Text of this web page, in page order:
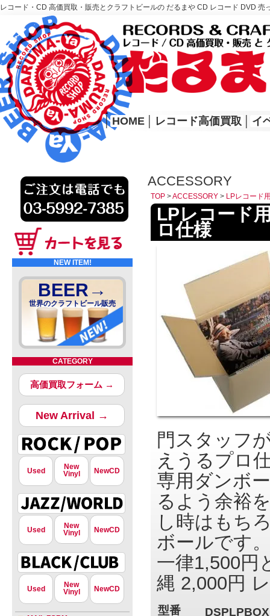
レコード・CD 高価買取・販売とクラフトビールの だるまや CD レコード DVD
レコード高価買取はこちら
HOME
│ HOME レコード高価買取 イ
NEW ITEM!
BEER→
世界のクラフトビール販売
CATEGORY
高価買取フォーム →
New Arrival →
Used
New
Vinyl
NewCD
Used
New
Vinyl
NewCD
Used
New
Vinyl
NewCD
ACCESSORY
TOP >ACCESSORY > LPレコード
LPレコード
ロ仕様
門スタッフ
えうるプロ
専用ダンボ
るよう余裕
し時はもち
ボールです
一律1,500円
縄 2,000円
型番